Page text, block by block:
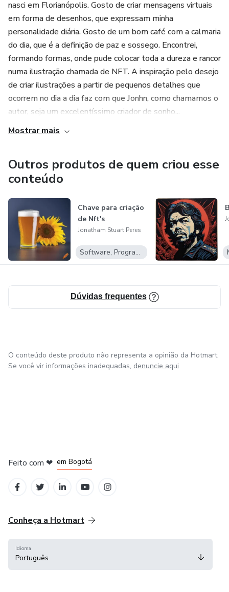
nasci em Florianópolis. Gosto de criar mensagens virtuais
em forma de desenhos, que expressam minha
personalidade diária. Gosto de um bom café com a calmaria
do dia, que é a definição de paz e sossego. Encontrei,
formando formas, onde pude colocar toda a dureza e rancor
numa ilustração chamada de NFT. A inspiração pelo desejo
de criar ilustrações a partir de pequenos detalhes que
ocorrem no dia a dia faz com que Jonhn, como chamamos o
autor, seja um excelentíssimo criador de sonho...
Mostrar mais
Outros produtos de quem criou esse
conteúdo
Chave para criação
de Nft's
Jonatham Stuart Peres
Software, Programas para baixar
Dúvidas frequentes
O conteúdo deste produto não representa a opinião da Hotmart.
Se você vir informações inadequadas, denuncie aqui
Feito com ❤ em Bogotá
Conheça a Hotmart
Idioma
Português